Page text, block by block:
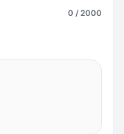
0 / 2000